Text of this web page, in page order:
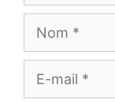
Nom
E-
mail